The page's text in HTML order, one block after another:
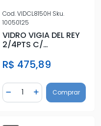
Cod.VIDCL8150H Sku.
10050125
VIDRO VIGIA DEL REY
2/4PTS C/
R$ 475,89
Diminuir Quantidade
Quantidade
AdicionarComprar